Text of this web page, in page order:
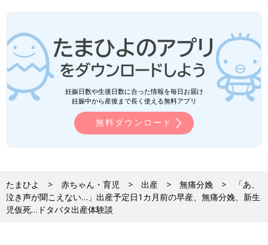
わが子の無事が分かってホッとしている間に、会陰を縫われてい
た私。麻酔はしばらくの間効いていますが、徐々に麻酔が切れて
いき自分の体のダメージを思い知ります……。
出産から一晩明けるまで、お股、おなか、お尻の痛み…いろいろ
なところがじわじわと痛くなり、次の日には座ることも起き上が
ることもできなくなってしまいました。産む時に痛みはなくて
も、産後のダメージは通常分娩と同じ。無痛分娩は出産の痛みと
予定日1カ月前の
、無痛分娩、新生児仮死……いろいろなこと
がいっぺんに起こった1日でした。今回はたまたまですがNICUの
ある大きな病院を選んでいて本当によかったです。
妊娠日数や生後日数に合った情報を毎日お届け
妊娠中から産後まで長く使える無料アプリ
無料ダウンロード
たまひよ 赤ちゃん・育児 出産 無痛分娩
「あ、
泣き声が聞こえない…」出産予定日1カ月前の早産、無痛分娩、新生
児仮死…ドタバタ出産体験談